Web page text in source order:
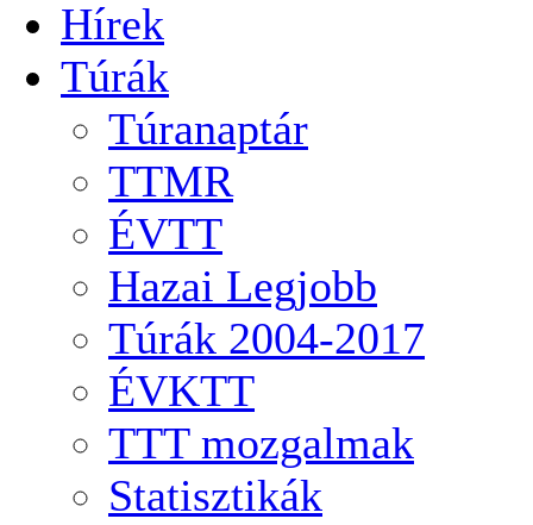
Hírek
Túrák
Túranaptár
TTMR
ÉVTT
Hazai Legjobb
Túrák 2004-2017
ÉVKTT
TTT mozgalmak
Statisztikák